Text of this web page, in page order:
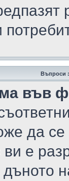
Въпроси
във
да се
ви е